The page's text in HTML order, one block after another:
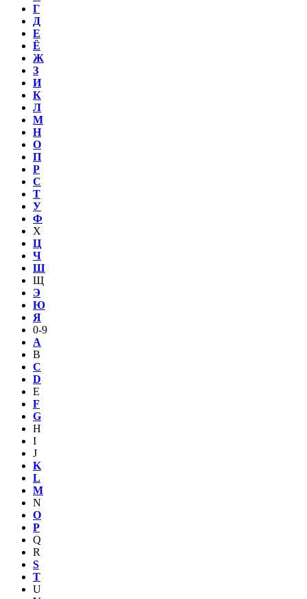
Г
Д
Е
Ё
Ж
З
И
К
Л
М
Н
О
П
Р
С
Т
У
Ф
Х
Ц
Ч
Ш
Щ
Э
Ю
Я
0-9
A
B
C
D
E
F
G
H
I
J
K
L
M
N
O
P
Q
R
S
T
U